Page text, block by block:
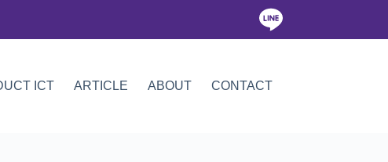
ICT ARTICLE ABOUT CONTACT